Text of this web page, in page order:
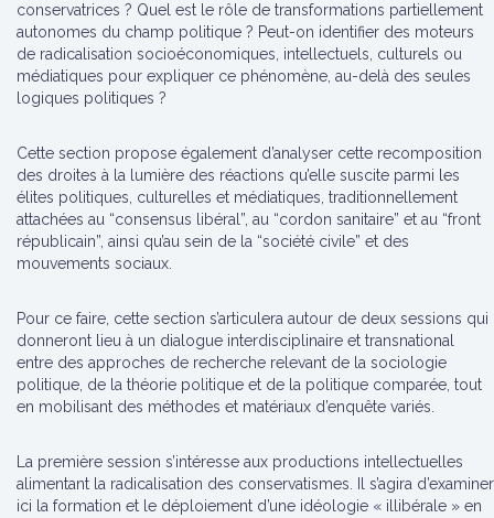
conservatrices ? Quel est le rôle de transformations partiellement
autonomes du champ politique ? Peut-on identifier des moteurs
de radicalisation socioéconomiques, intellectuels, culturels ou
médiatiques pour expliquer ce phénomène, au-delà des seules
logiques politiques ?
Cette section propose également d’analyser cette recomposition
des droites à la lumière des réactions qu’elle suscite parmi les
élites politiques, culturelles et médiatiques, traditionnellement
attachées au “consensus libéral”, au “cordon sanitaire” et au “front
républicain”, ainsi qu’au sein de la “société civile” et des
mouvements sociaux.
Pour ce faire, cette section s’articulera autour de deux sessions qui
donneront lieu à un dialogue interdisciplinaire et transnational
entre des approches de recherche relevant de la sociologie
politique, de la théorie politique et de la politique comparée, tout
en mobilisant des méthodes et matériaux d’enquête variés.
La première session s’intéresse aux productions intellectuelles
alimentant la radicalisation des conservatismes. Il s’agira d’examiner
ici la formation et le déploiement d’une idéologie « illibérale » en